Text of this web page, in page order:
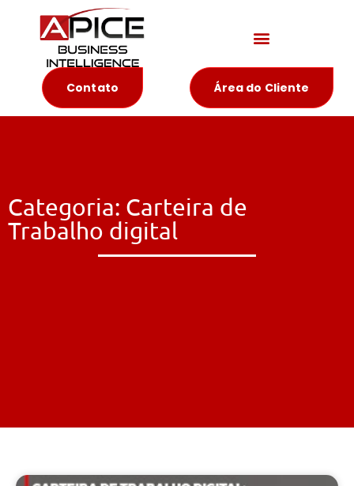
Contato Área do Cliente
Categoria: Carteira de
Trabalho digital